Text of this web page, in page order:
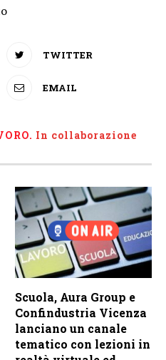
TWITTER
EMAIL
In collaborazione
Scuola, Aura Group e
Confindustria Vicenza
lanciano un canale
tematico con lezioni in